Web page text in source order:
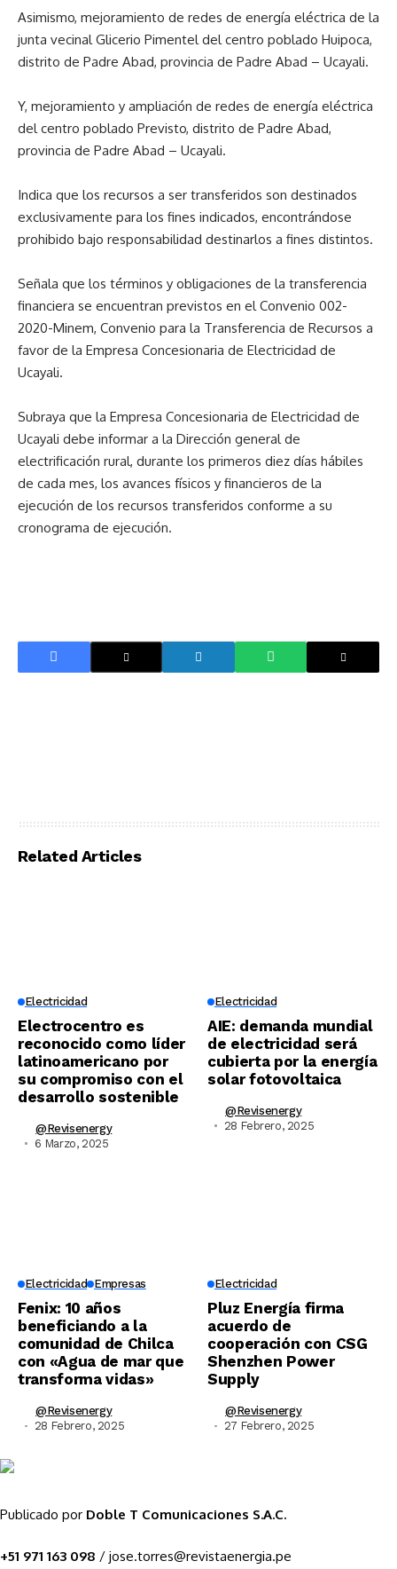
Asimismo, mejoramiento de redes de energía eléctrica de la
junta vecinal Glicerio Pimentel del centro poblado Huipoca,
distrito de Padre Abad, provincia de Padre Abad – Ucayali.
Y, mejoramiento y ampliación de redes de energía eléctrica
del centro poblado Previsto, distrito de Padre Abad,
provincia de Padre Abad – Ucayali.
Indica que los recursos a ser transferidos son destinados
exclusivamente para los fines indicados, encontrándose
prohibido bajo responsabilidad destinarlos a fines distintos.
Señala que los términos y obligaciones de la transferencia
financiera se encuentran previstos en el Convenio 002-
2020-Minem, Convenio para la Transferencia de Recursos a
favor de la Empresa Concesionaria de Electricidad de
Ucayali.
Subraya que la Empresa Concesionaria de Electricidad de
Ucayali debe informar a la Dirección general de
electrificación rural, durante los primeros diez días hábiles
de cada mes, los avances físicos y financieros de la
ejecución de los recursos transferidos conforme a su
cronograma de ejecución.
Related Articles
Electricidad
Electrocentro es
reconocido como líder
latinoamericano por
su compromiso con el
desarrollo sostenible
@revisenergy
6 Marzo, 2025
Electricidad
AIE: demanda mundial
de electricidad será
cubierta por la energía
solar fotovoltaica
@revisenergy
28 Febrero, 2025
Electricidad Empresas
Fenix: 10 años
beneficiando a la
comunidad de Chilca
con «Agua de mar que
transforma vidas»
@revisenergy
28 Febrero, 2025
Electricidad
Pluz Energía firma
acuerdo de
cooperación con CSG
Shenzhen Power
Supply
@revisenergy
27 Febrero, 2025
Publicado por Doble T Comunicaciones S.A.C.
+51 971 163 098 / jose.torres@revistaenergia.pe